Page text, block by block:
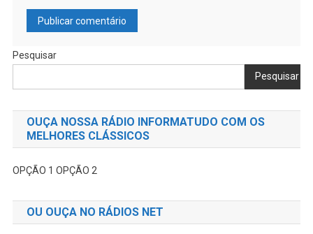
Pesquisar
Pesquisar
OUÇA NOSSA RÁDIO INFORMATUDO COM OS
MELHORES CLÁSSICOS
OPÇÃO 1 OPÇÃO 2
OU OUÇA NO RÁDIOS NET